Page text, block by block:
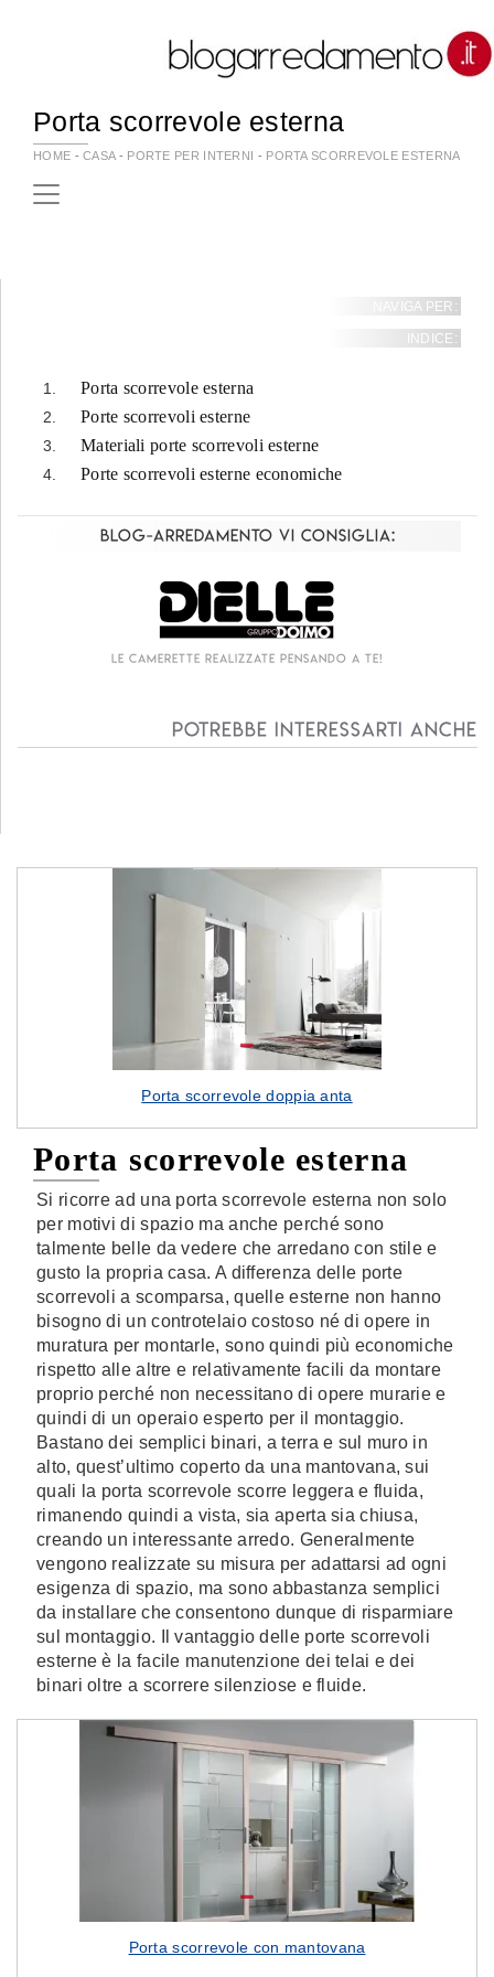
Porta scorrevole esterna
HOME -CASA- PORTE PER INTERNI - PORTA SCORREVOLE ESTERNA
Porta scorrevole doppia anta
Porta scorrevole esterna
Si ricorre ad una porta scorrevole esterna non solo
per motivi di spazio ma anche perché sono
talmente belle da vedere che arredano con stile e
gusto la propria casa. A differenza delle porte
scorrevoli a scomparsa, quelle esterne non hanno
bisogno di un controtelaio costoso né di opere in
muratura per montarle, sono quindi più economiche
rispetto alle altre e relativamente facili da montare
proprio perché non necessitano di opere murarie e
quindi di un operaio esperto per il montaggio.
Bastano dei semplici binari, a terra e sul muro in
alto, quest’ultimo coperto da una mantovana, sui
quali la porta scorrevole scorre leggera e fluida,
rimanendo quindi a vista, sia aperta sia chiusa,
creando un interessante arredo. Generalmente
vengono realizzate su misura per adattarsi ad ogni
esigenza di spazio, ma sono abbastanza semplici
da installare che consentono dunque di risparmiare
sul montaggio. Il vantaggio delle porte scorrevoli
esterne è la facile manutenzione dei telai e dei
binari oltre a scorrere silenziose e fluide.
Porta scorrevole con mantovana
NAVIGA PER:
INDICE:
Porta scorrevole esterna
Porte scorrevoli esterne
Materiali porte scorrevoli esterne
Porte scorrevoli esterne economiche
Blog-Arredamento vi consiglia:
Le camerette realizzate pensando a te!
Potrebbe interessarti anche